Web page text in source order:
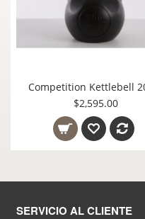
$4,695.00
SERVICIO AL CLIENTE